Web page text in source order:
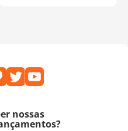
nossas